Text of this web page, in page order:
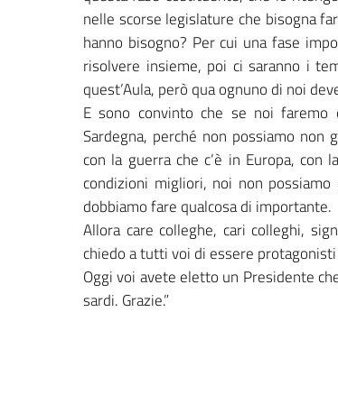
nelle scorse legislature che bisogna
hanno bisogno? Per cui una fase
risolvere insieme, poi ci saranno i
quest’Aula, però qua ognuno di noi
E sono convinto che se noi
Sardegna, perché non possiamo
con la guerra che c’è in Europa,
condizioni migliori, noi non
dobbiamo fare qualcosa di importante.
Allora care colleghe, cari colleghi,
chiedo a tutti voi di essere
Oggi voi avete eletto un Presidente
sardi. Grazie.”